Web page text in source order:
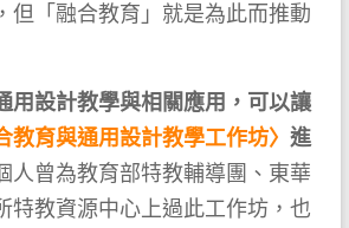
但「融合教育」就是為此而推動
用設計教學與相關應用，可以讓
教育與通用設計教學工作坊〉 進
人曾為教育部特教輔導團、東華
特教資源中心上過此工作坊，也